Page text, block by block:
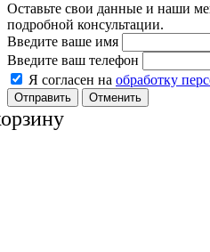
Оставьте свои данные и наши
подробной консультации.
Введите ваше имя
Введите ваш телефон
Я согласен на обработку
Отменить